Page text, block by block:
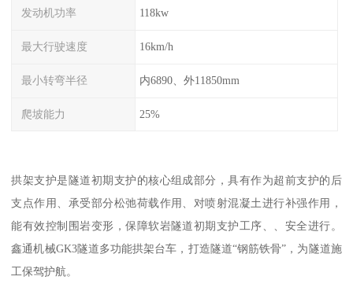
发动机功率 118kw
最大行驶速度 16km/h
最小转弯半径 内6890、外11850mm
爬坡能力 25%
拱架支护是隧道初期支护的核心组成部分，具有作为超前支护的后
支点作用、承受部分松弛荷载作用、对喷射混凝土进行补强作用，
能有效控制围岩变形，保障软岩隧道初期支护工序、、安全进行。
鑫通机械GK3隧道多功能拱架台车，打造隧道“钢筋铁骨”，为隧道施
工保驾护航。